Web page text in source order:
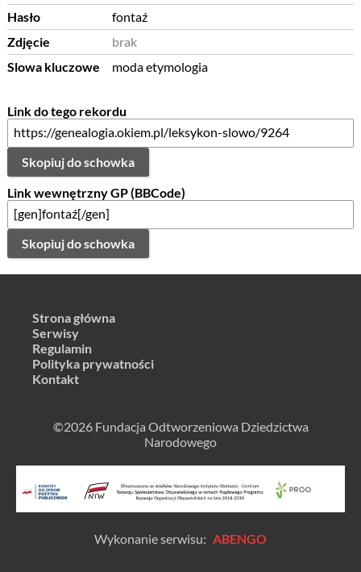
Hasło
fontaź
Zdjęcie
brak
Slowa kluczowe
moda etymologia
Link do tego rekordu
Skopiuj do schowka
Link wewnętrzny GP (BBCode)
Skopiuj do schowka
Strona główna
Serwisy
Regulamin
Polityka prywatności
Kontakt
©2026 Fundacja Odtworzeniowa Dziedzictwa
Narodowego
Wykonanie serwisu: ABENGO